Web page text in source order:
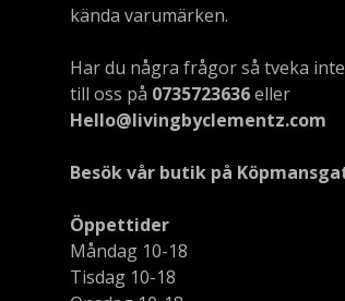
kända varumärken.
Har du några frågor så tveka
till oss på 0735723636eller
Hello@livingbyclementz.com
Besök vår butik på
Öppettider
Måndag 10-18
Tisdag 10-18